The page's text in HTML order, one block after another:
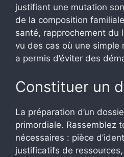
justifiant une mutation
de la composition
santé, rapprochement du
vu des cas où une simple
a permis d’éviter des
Constituer un
La préparation d’un
primordiale. Rassemblez
nécessaires : pièce
justificatifs de